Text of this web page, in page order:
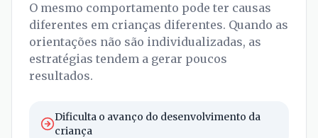
O mesmo comportamento pode ter causas
diferentes em crianças diferentes. Quando as
orientações não são individualizadas, as
estratégias tendem a gerar poucos
resultados.
Dificulta o avanço do desenvolvimento da
criança